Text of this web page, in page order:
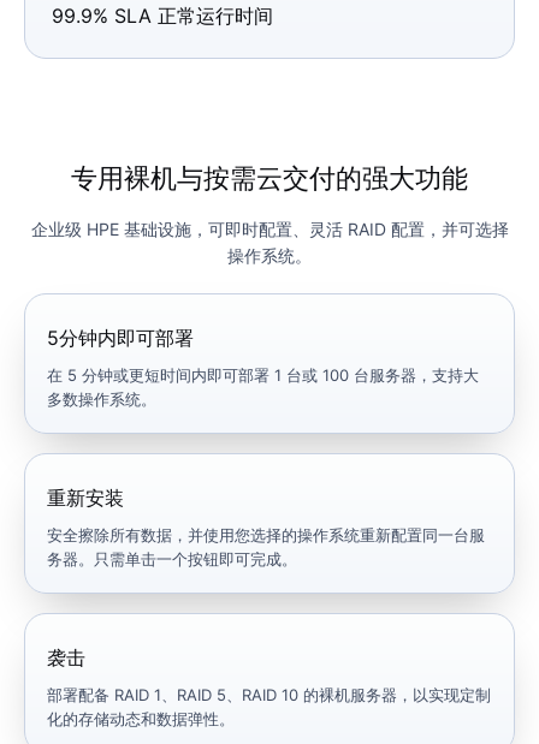
99.9% SLA 正​​常运行时间
专用裸机与按需云交付的强大功能
企业级 HPE 基础设施，可即时配置、灵活 RAID 配置，并可选择
操作系统。
5分钟内即可部署
在 5 分钟或更短时间内即可部署 1 台或 100 台服务器，支持大
多数操作系统。
重新安装
安全擦除所有数据，并使用您选择的操作系统重新配置同一台服
务器。只需单击一个按钮即可完成。
袭击
部署配备 RAID 1、RAID 5、RAID 10 的裸机服务器，以实现定制
化的存储动态和数据弹性。